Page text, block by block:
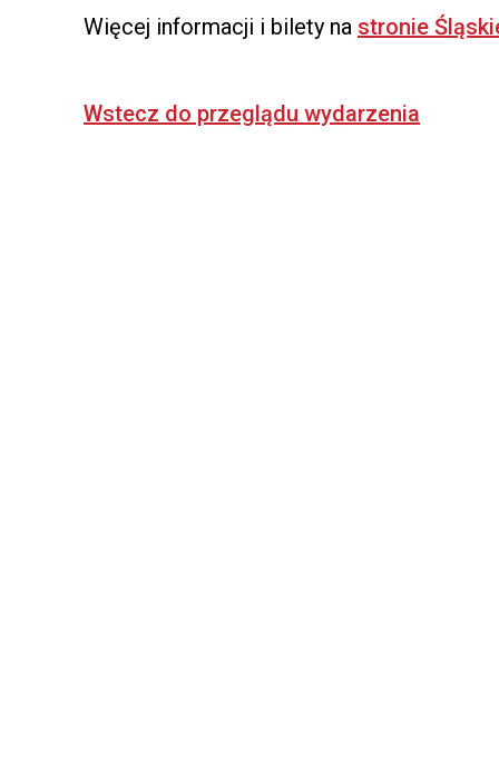
Więcej informacji i bilety na stronie
Wstecz do przeglądu wydarzenia